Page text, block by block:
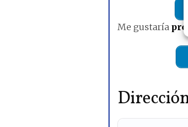
Me gustaría